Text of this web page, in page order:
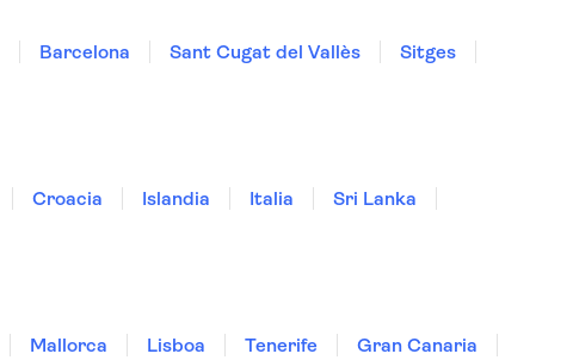
Barcelona Sant Cugat del Vallès
Sitges
Croacia Islandia Italia
Sri Lanka
Mallorca Lisboa Tenerife
Gran Canaria